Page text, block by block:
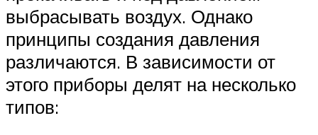
выбрасывать воздух. Однако
принципы создания давления
различаются. В зависимости от
этого приборы делят на несколько
типов: